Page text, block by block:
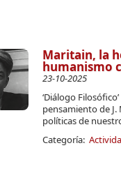
Maritain, la
humanismo
23-10-2025
‘Diálogo
pensamiento de
políticas de
Categoría: